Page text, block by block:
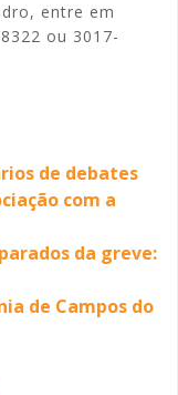
entre em
ou 3017-
de debates
com a
da greve:
de Campos do